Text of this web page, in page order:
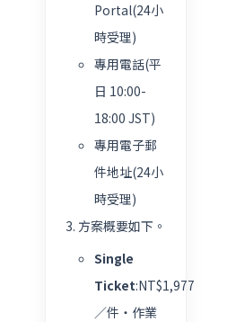
Portal(24小
時受理)
專用電話(平
日 10:00-
18:00 JST)
專用電子郵
件地址(24小
時受理)
方案概要如下。
Single
Ticket:NT$1,977
／件・作業